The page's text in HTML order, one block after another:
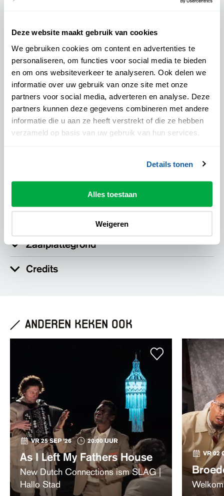
Deze website maakt gebruik van cookies
We gebruiken cookies om content en advertenties te
personaliseren, om functies voor social media te bieden
en om ons websiteverkeer te analyseren. Ook delen we
informatie over uw gebruik van onze site met onze
partners voor social media, adverteren en analyse. Deze
partners kunnen deze gegevens combineren met andere
informatie die u aan ze heeft verstrekt of die ze hebben
verzameld op basis van uw gebruik van hun services.
Details tonen
Alles toestaan
Weigeren
Locatie:
Theater de Spiegel - Mateboerzaal
Aanvangstijd:
20:00 uur
Pauze:
Nog niet bekend
Ja
Zaalplattegrond
Credits
anderen keken ook
VR 25 SEP '26 20:00 UUR
As I Left My Fathers House
New Dutch Connections ism SLAG |
Hallo Stad
VR 02